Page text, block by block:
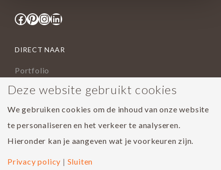
Facebook
Pinterest
Instagram
LinkedIn
DIRECT NAAR
Portfolio
Assortiment
Houtsoorten
Populairste project 2023
Deze website gebruikt cookies
We gebruiken cookies om de inhoud van onze website
te personaliseren en het verkeer te analyseren.
Hieronder kan je aangeven wat je voorkeuren zijn.
Privacy policy | Sluiten